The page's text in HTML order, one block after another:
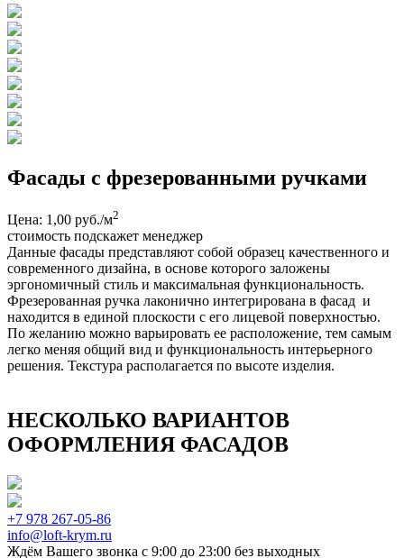
Фасады с фрезерованными ручками
Цена: 1,00 руб./м2
стоимость подскажет менеджер
Данные фасады представляют собой образец качественного и
современного дизайна, в основе которого заложены
эргономичный стиль и максимальная функциональность.
Фрезерованная ручка лаконично интегрирована в фасад и
находится в единой плоскости с его лицевой поверхностью.
По желанию можно варьировать ее расположение, тем самым
легко меняя общий вид и функциональность интерьерного
решения. Текстура располагается по высоте изделия.
НЕСКОЛЬКО ВАРИАНТОВ
ОФОРМЛЕНИЯ ФАСАДОВ
+7 978 267-05-86
info@loft-krym.ru
Ждём Вашего звонка с 9:00 до 23:00 без выходных